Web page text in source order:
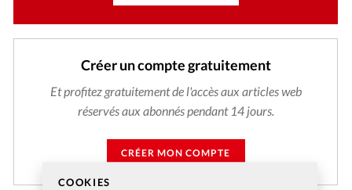
COOKIES
Créer un compte gratuitement
Et profitez gratuitement de l'accès aux articles web
réservés aux abonnés pendant 14 jours.
CRÉER MON COMPTE